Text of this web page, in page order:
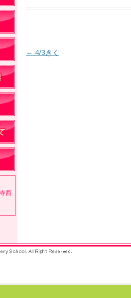
投稿ナビゲーション
← 4/3きく
西